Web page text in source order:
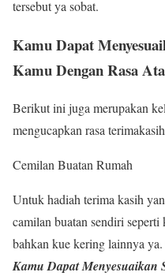
tersebut ya sobat.
Kamu Dapat
Kamu Dengan Rasa
Berikut ini juga merupakan
mengucapkan rasa
Cemilan Buatan Rumah
Untuk hadiah terima kasih
camilan buatan sendiri
bahkan kue kering lainnya
Kamu Dapat Menyesuaikan